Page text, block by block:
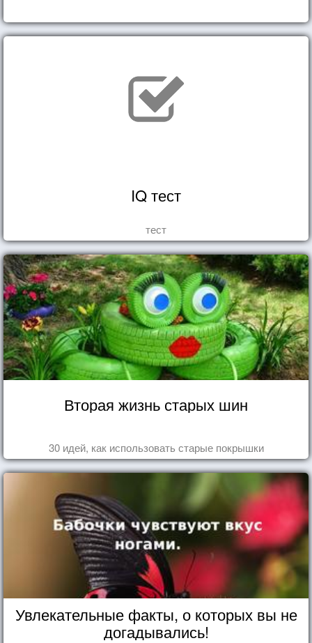
IQ тест
тест
Вторая жизнь старых шин
30 идей, как использовать старые покрышки
Увлекательные факты, о которых вы не
догадывались!